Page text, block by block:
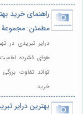
راهنمای خرید
مطمئن: مجموعۀ
درایر تبریدی در
هوای فشرده
تواند تفاوت
خرید
بهترین درایر